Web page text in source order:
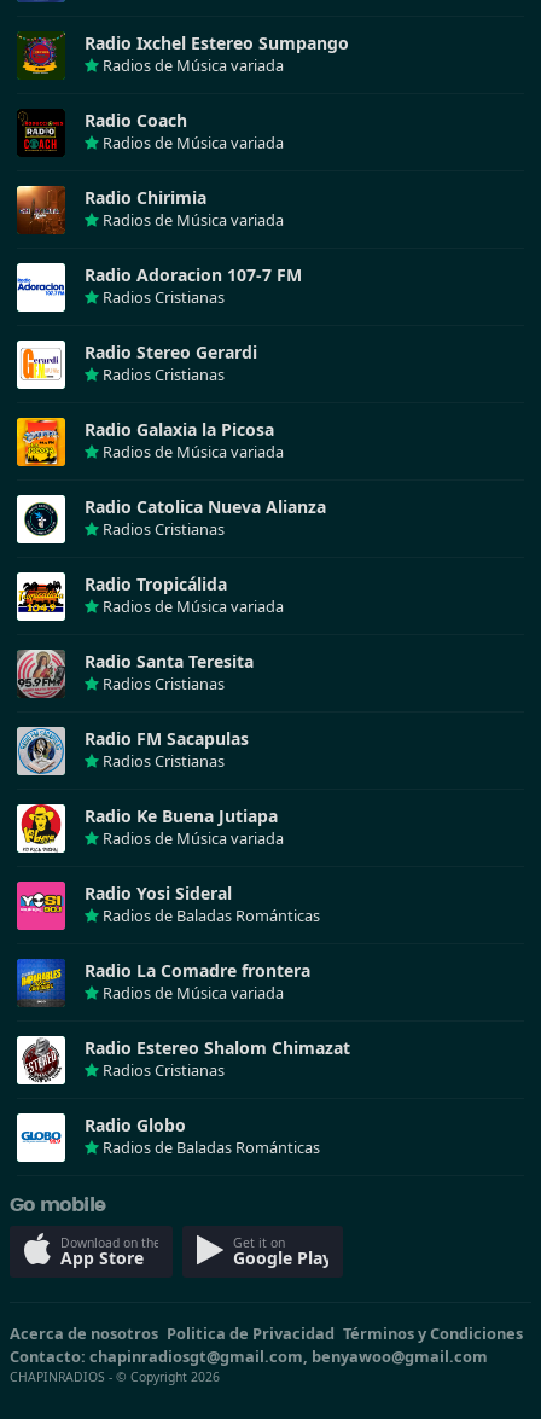
Radio Ixchel Estereo Sumpango
Radios de Música variada
Radio Coach
Radios de Música variada
Radio Chirimia
Radios de Música variada
Radio Adoracion 107-7 FM
Radios Cristianas
Radio Stereo Gerardi
Radios Cristianas
Radio Galaxia la Picosa
Radios de Música variada
Radio Catolica Nueva Alianza
Radios Cristianas
Radio Tropicálida
Radios de Música variada
Radio Santa Teresita
Radios Cristianas
Radio FM Sacapulas
Radios Cristianas
Radio Ke Buena Jutiapa
Radios de Música variada
Radio Yosi Sideral
Radios de Baladas Románticas
Radio La Comadre frontera
Radios de Música variada
Radio Estereo Shalom Chimazat
Radios Cristianas
Radio Globo
Radios de Baladas Románticas
Go mobile
Download on the
App Store
Get it on
Google Play
Acerca de nosotros Politica de Privacidad Términos y Condiciones
Contacto: chapinradiosgt@gmail.com, benyawoo@gmail.com
CHAPINRADIOS - © Copyright 2026